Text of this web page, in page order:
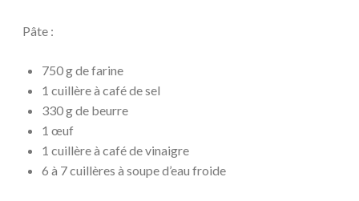
Pâte :
750 g de farine
1 cuillère à café de sel
330 g de beurre
1 œuf
1 cuillère à café de vinaigre
6 à 7 cuillères à soupe d’eau froide